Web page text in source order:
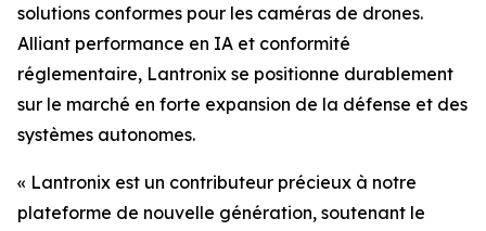
solutions conformes pour les caméras de drones.
Alliant performance en IA et conformité
réglementaire, Lantronix se positionne durablement
sur le marché en forte expansion de la défense et des
systèmes autonomes.
« Lantronix est un contributeur précieux à notre
plateforme de nouvelle génération, soutenant le